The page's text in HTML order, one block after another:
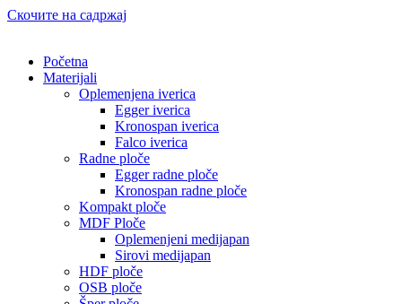
Скочите на садржај
Početna
Materijali
Oplemenjena iverica
Egger iverica
Kronospan iverica
Falco iverica
Radne ploče
Egger radne ploče
Kronospan radne ploče
Kompakt ploče
MDF Ploče
Oplemenjeni medijapan
Sirovi medijapan
HDF ploče
OSB ploče